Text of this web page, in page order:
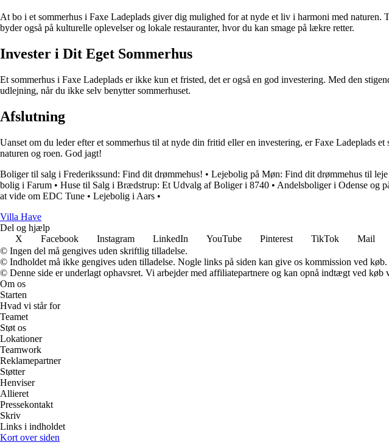
At bo i et sommerhus i Faxe Ladeplads giver dig mulighed for at nyde et liv i harmoni med naturen.
byder også på kulturelle oplevelser og lokale restauranter, hvor du kan smage på lækre retter.
Invester i Dit Eget Sommerhus
Et sommerhus i Faxe Ladeplads er ikke kun et fristed, det er også en god investering. Med den
udlejning, når du ikke selv benytter sommerhuset.
Afslutning
Uanset om du leder efter et sommerhus til at nyde din fritid eller en investering, er Faxe Ladeplads
naturen og roen. God jagt!
Boliger til salg i Frederikssund: Find dit drømmehus! • Lejebolig på Møn: Find dit drømmehus til
bolig i Farum • Huse til Salg i Brædstrup: Et Udvalg af Boliger i 8740 • Andelsboliger i Odense og
at vide om EDC Tune • Lejebolig i Aars •
Villa Have
Del og hjælp
X
Facebook Instagram LinkedIn YouTube Pinterest TikTok Mail
© Ingen del må gengives uden skriftlig tilladelse.
© Indholdet må ikke gengives uden tilladelse. Nogle links på siden kan give os kommission ved køb.
© Denne side er underlagt ophavsret. Vi arbejder med affiliatepartnere og kan opnå indtægt ved
Om os
Starten
Hvad vi står for
Teamet
Støt os
Lokationer
Teamwork
Reklamepartner
Støtter
Henviser
Allieret
Pressekontakt
Skriv
Links i indholdet
Kort over siden